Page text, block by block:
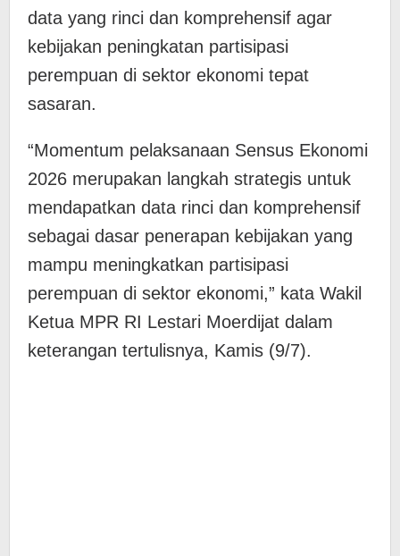
data yang rinci dan komprehensif agar
kebijakan peningkatan partisipasi
perempuan di sektor ekonomi tepat
sasaran.
“Momentum pelaksanaan Sensus Ekonomi
2026 merupakan langkah strategis untuk
mendapatkan data rinci dan komprehensif
sebagai dasar penerapan kebijakan yang
mampu meningkatkan partisipasi
perempuan di sektor ekonomi,” kata Wakil
Ketua MPR RI Lestari Moerdijat dalam
keterangan tertulisnya, Kamis (9/7).